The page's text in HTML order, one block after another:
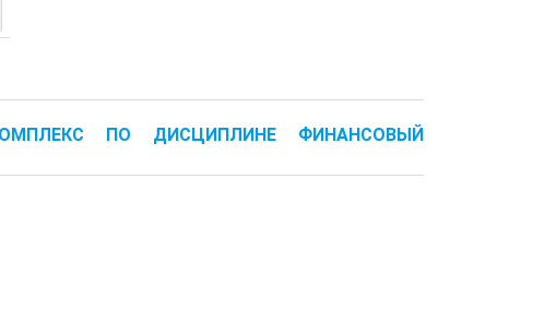
ПО ДИСЦИПЛИНЕ ФИНАНСОВЫЙ